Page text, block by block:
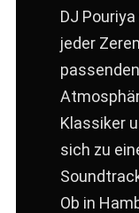
DJ
jeder
Klassiker
sich zu
Ob in